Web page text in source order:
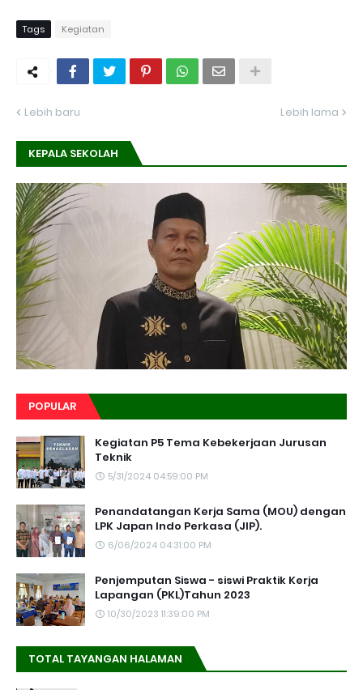
Tags Kegiatan
Lebih baru Lebih lama
KEPALA SEKOLAH
POPULAR
Kegiatan P5 Tema Kebekerjaan Jurusan
Teknik
5/31/2024 04:59:00 PM
Penandatangan Kerja Sama (MOU) dengan
LPK Japan Indo Perkasa (JIP).
6/06/2024 04:31:00 PM
Penjemputan Siswa - siswi Praktik Kerja
Lapangan (PKL)Tahun 2023
10/30/2023 11:39:00 PM
TOTAL TAYANGAN HALAMAN